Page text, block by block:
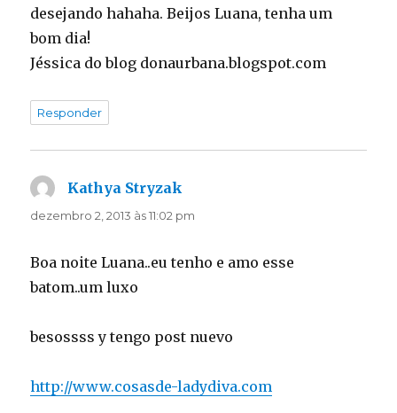
desejando hahaha. Beijos Luana, tenha um
bom dia!
Jéssica do blog donaurbana.blogspot.com
Responder
Kathya Stryzak
dezembro 2, 2013 às 11:02 pm
Boa noite Luana..eu tenho e amo esse
batom..um luxo
besossss y tengo post nuevo
http://www.cosasde-ladydiva.com